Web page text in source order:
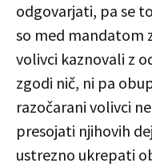
odgovarjati, pa se
so med mandatom
volivci kaznovali z
zgodi nič, ni pa
razočarani volivci
presojati njihovih
ustrezno ukrepati